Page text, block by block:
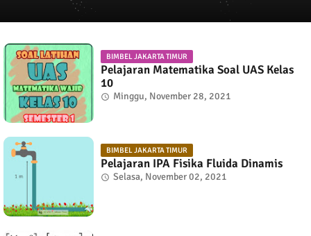
BIMBEL JAKARTA TIMUR
Pelajaran Matematika Soal UAS Kelas
10
Minggu, November 28, 2021
BIMBEL JAKARTA TIMUR
Pelajaran IPA Fisika Fluida Dinamis
Selasa, November 02, 2021